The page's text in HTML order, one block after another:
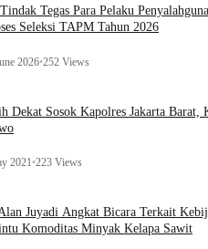
Tegas Para Pelaku
Seleksi TAPM Tahun 2026
2026•252 Views
Dekat Sosok Kapolres Jakarta Barat,
2021•223 Views
Juyadi Angkat Bicara Terkait
Komoditas Minyak Kelapa Sawit